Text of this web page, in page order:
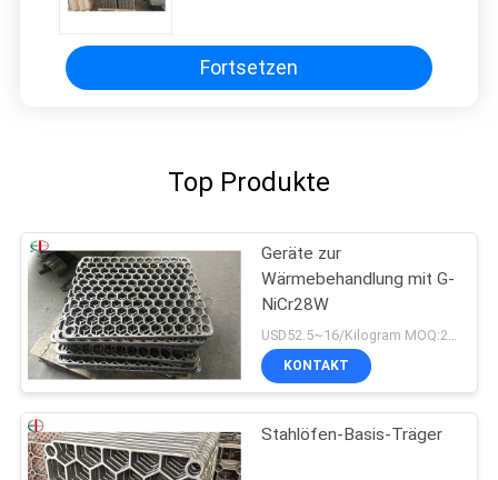
Fortsetzen
Top Produkte
Geräte zur
Wärmebehandlung mit G-
NiCr28W
KONTAKT
Stahlöfen-Basis-Träger